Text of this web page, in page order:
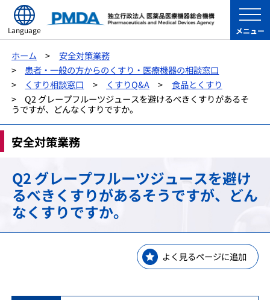
Language メニュー
ホーム
安全対策業務
患者・一般の方からのくすり・医療機器の相談窓口
くすり相談窓口
くすりQ&A
食品とくすり
Q2 グレープフルーツジュースを避けるべきくすりがあるそ
うですが、どんなくすりですか。
安全対策業務
Q2 グレープフルーツジュースを避け
るべきくすりがあるそうですが、どん
なくすりですか。
よく見るページに追加